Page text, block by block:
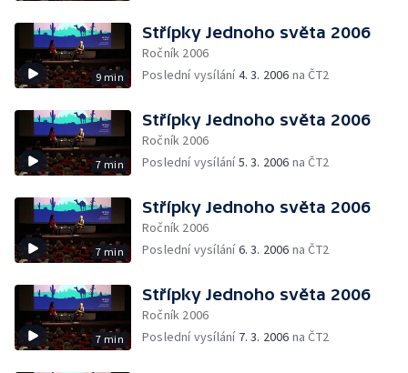
9 min
Střípky Jednoho světa 2006
Ročník 2006
Poslední vysílání4. 3. 2006 na ČT2
7 min
Střípky Jednoho světa 2006
Ročník 2006
Poslední vysílání5. 3. 2006 na ČT2
7 min
Střípky Jednoho světa 2006
Ročník 2006
Poslední vysílání6. 3. 2006 na ČT2
7 min
Střípky Jednoho světa 2006
Ročník 2006
Poslední vysílání 7. 3. 2006 na ČT2